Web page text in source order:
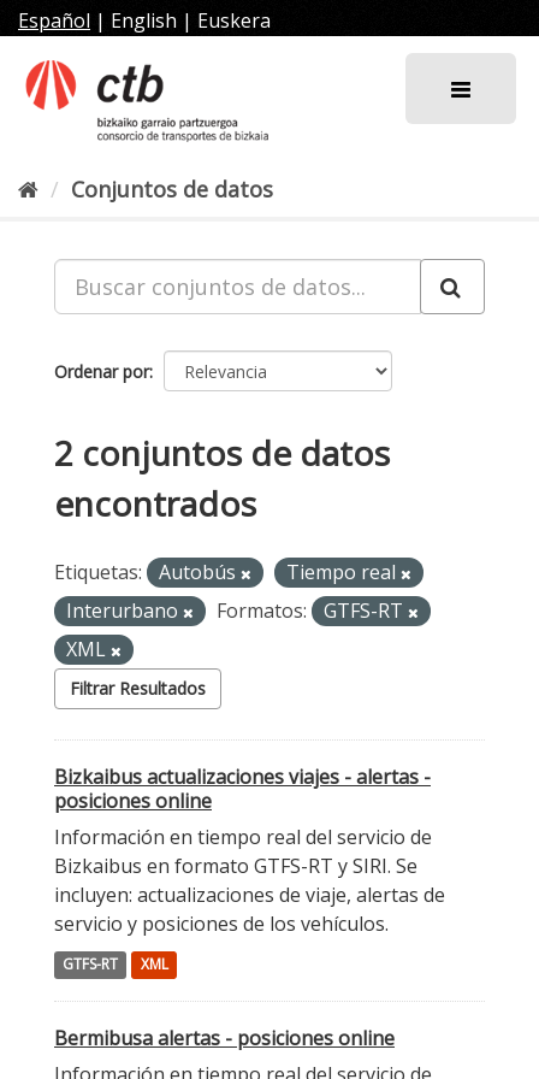
al
contenido
Español | English | Euskera
Conjuntos de datos
Ordenar por
2 conjuntos de datos
encontrados
Etiquetas: Autobús
Tiempo real
Interurbano
Formatos:
GTFS-RT
XML
Filtrar Resultados
Bizkaibus actualizaciones viajes - alertas -
posiciones online
Información en tiempo real del servicio de
Bizkaibus en formato GTFS-RT y SIRI. Se
incluyen: actualizaciones de viaje, alertas de
servicio y posiciones de los vehículos.
GTFS-RT XML
Bermibusa alertas - posiciones online